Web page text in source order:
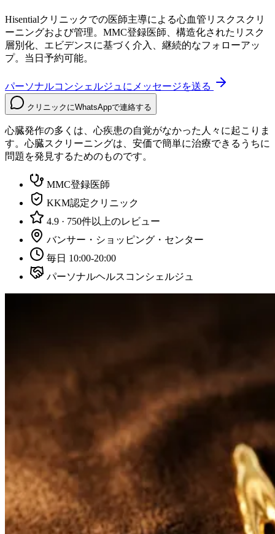
Hisentialクリニックでの医師主導による心血管リスクスクリ
ーニングおよび管理。MMC登録医師、構造化されたリスク
層別化、エビデンスに基づく介入、継続的なフォローアッ
プ。当日予約可能。
パーソナルコンシェルジュにメッセージを送る
クリニックにWhatsAppで連絡する
心臓発作の多くは、心疾患の自覚がなかった人々に起こりま
す。心臓スクリーニングは、安価で簡単に治療できるうちに
問題を発見するためのものです。
MMC登録医師
KKM認定クリニック
4.9 · 750件以上のレビュー
バンサー・ショッピング・センター
毎日 10:00-20:00
パーソナルヘルスコンシェルジュ